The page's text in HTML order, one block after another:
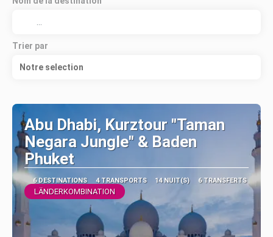
Trier par
Notre selection
Abu Dhabi, Kurztour "Taman
Negara Jungle" & Baden
Phuket
6 DESTINATIONS 4 TRANSPORTS 14 NUIT(S) 6 TRANSFERTS
LÄNDERKOMBINATION